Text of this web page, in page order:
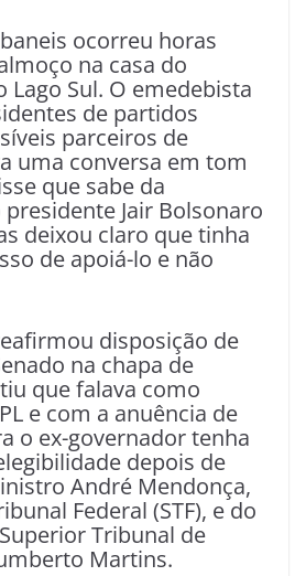
ocorreu horas
na casa do
Lago Sul. O emedebista
de partidos
parceiros de
uma conversa em tom
que sabe da
Jair Bolsonaro
deixou claro que tinha
de apoiá-lo e não
disposição de
na chapa de
que falava como
e com a anuência de
o ex-governador tenha
depois de
André Mendonça,
Federal (STF), e do
Tribunal de
Martins.